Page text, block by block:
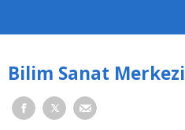
Bilim Sanat Merkezi